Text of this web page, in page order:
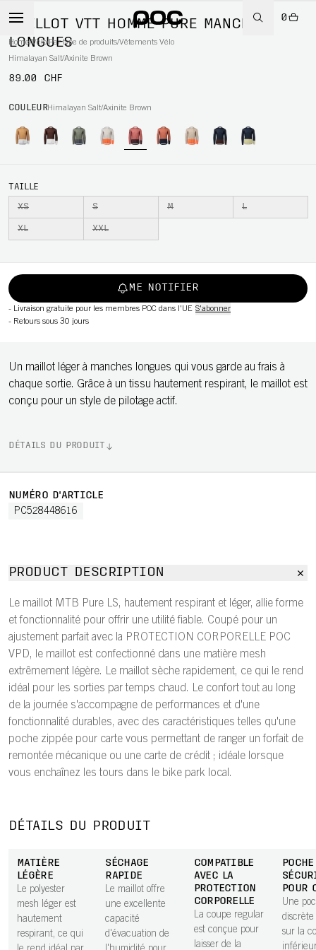
0
Home/Vélo/Par type de produits/Vêtements Vélo
MAILLOT VTT HOMME PURE MANCHES
LONGUES
Himalayan Salt/Axinite Brown
89.00 CHF
COULEURHimalayan Salt/Axinite Brown
TAILLE
XS S M L
XL XXL
ME NOTIFIER
- Livraison gratuite pour les membres POC dans l'UE S'abonner
- Retours sous 30 jours
Un maillot léger à manches longues qui vous garde au frais à
chaque sortie. Grâce à un tissu hautement respirant, le maillot est
conçu pour un style de pilotage actif.
DÉTAILS DU PRODUIT
NUMÉRO D'ARTICLE
PC528448616
PRODUCT DESCRIPTION
Le maillot MTB Pure LS, hautement respirant et léger, allie forme
et fonctionnalité pour offrir une utilité fiable. Coupé pour un
ajustement parfait avec la PROTECTION CORPORELLE POC
VPD, le maillot est confectionné dans une matière mesh
extrêmement légère. Le maillot sèche rapidement, ce qui le rend
idéal pour les sorties par temps chaud. Le confort tout au long
de la journée s'accompagne de performances et d'une
fonctionnalité durables, avec des caractéristiques telles qu'une
poche zippée pour carte vous permettant de ranger un forfait de
remontée mécanique ou une carte de crédit ; idéale lorsque
vous enchaînez les tours dans le bike park local.
DÉTAILS DU PRODUIT
MATIÈRE
LÉGÈRE
Le polyester
mesh léger est
hautement
respirant, ce qui
SÉCHAGE
RAPIDE
Le maillot offre
une excellente
capacité
d'évacuation de
COMPATIBLE
AVEC LA
PROTECTION
CORPORELLE
La coupe regular
est conçue pour
laisser de la
POCHE
POUR
Une
sur la